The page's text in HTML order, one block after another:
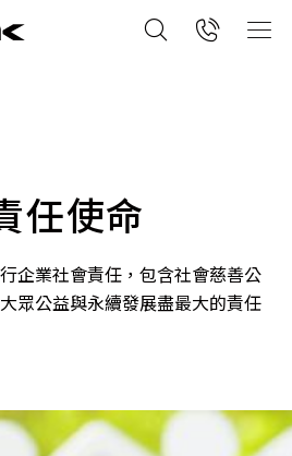
任使命
企業社會責任，包含社會慈善公
眾公益與永續發展盡最大的責任